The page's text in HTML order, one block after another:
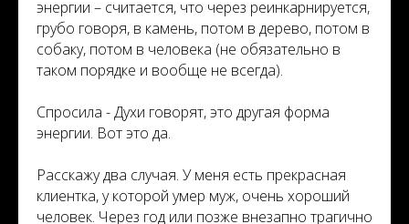
энергии – считается, что через реинкарнируется,
грубо говоря, в камень, потом в дерево, потом в
собаку, потом в человека (не обязательно в
таком порядке и вообще не всегда).
Спросила - Духи говорят, это другая форма
энергии. Вот это да.
Расскажу два случая. У меня есть прекрасная
клиентка, у которой умер муж, очень хороший
человек. Через год или позже внезапно трагично